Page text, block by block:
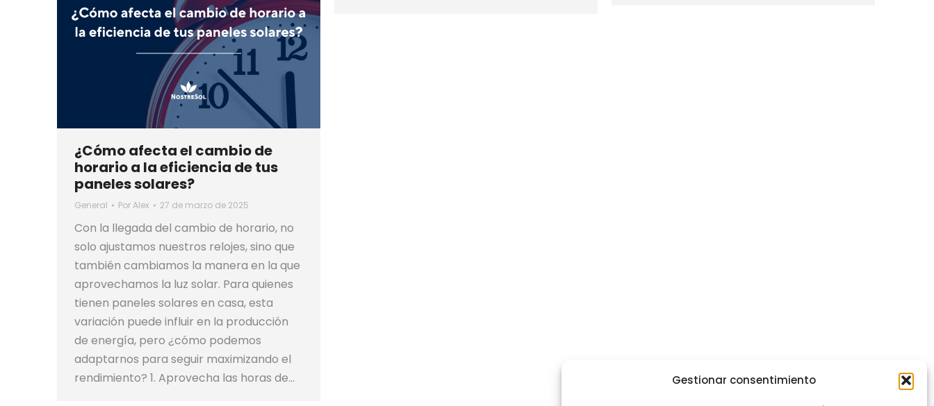
Gestionar consentimiento
¿Cómo afecta el cambio de
horario a la eficiencia de tus
paneles solares?
General PorAlex 27 de marzo de 2025
Con la llegada del cambio de horario, no
solo ajustamos nuestros relojes, sino que
también cambiamos la manera en la que
aprovechamos la luz solar. Para quienes
tienen paneles solares en casa, esta
variación puede influir en la producción
de energía, pero ¿cómo podemos
adaptarnos para seguir maximizando el
rendimiento? 1. Aprovecha las horas de…